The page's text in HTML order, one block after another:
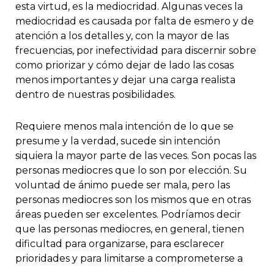
esta virtud, es la mediocridad. Algunas veces la
mediocridad es causada por falta de esmero y de
atención a los detalles y, con la mayor de las
frecuencias, por inefectividad para discernir sobre
como priorizar y cómo dejar de lado las cosas
menos importantes y dejar una carga realista
dentro de nuestras posibilidades.
Requiere menos mala intención de lo que se
presume y la verdad, sucede sin intención
siquiera la mayor parte de las veces. Son pocas las
personas mediocres que lo son por elección. Su
voluntad de ánimo puede ser mala, pero las
personas mediocres son los mismos que en otras
áreas pueden ser excelentes. Podríamos decir
que las personas mediocres, en general, tienen
dificultad para organizarse, para esclarecer
prioridades y para limitarse a comprometerse a